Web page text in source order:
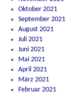
Oktober 2021
September 2021
August 2021
Juli 2021
Juni 2021
Mai 2021
April 2021
März 2021
Februar 2021